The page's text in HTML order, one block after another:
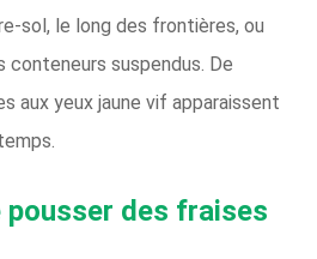
sol, le long des frontières, ou
conteneurs suspendus. De
aux yeux jaune vif apparaissent
des fraises